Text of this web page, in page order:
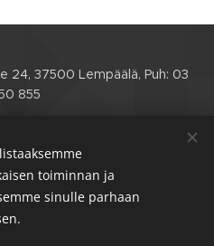
24, 37500 Lempäälä, Puh: 03
855
Huoltohinnasto
toiminnan ja
sinulle parhaan